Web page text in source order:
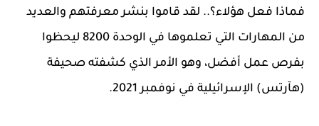
فماذا فعل هؤلاء؟.. لقد قاموا بنشر معرفتهم والعديد
من المهارات التي تعلموها في الوحدة 8200 ليحظوا
بفرص عمل أفضل، وهو الأمر الذي كشفته صحيفة
(هآرتس) الإسرائيلية في نوفمبر 2021.